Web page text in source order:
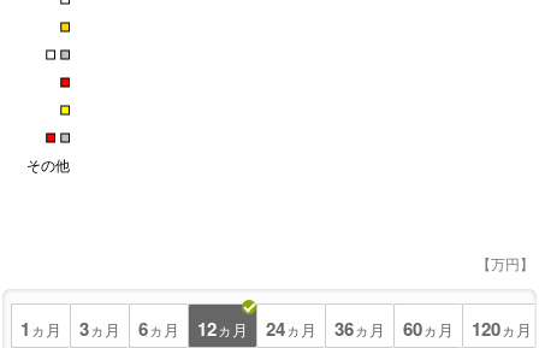
■
■ ■
■
■
■ ■
その他
【万円】
1 ヵ月 3ヵ月 6ヵ月 12ヵ月 24ヵ月 36ヵ月 60ヵ月 120ヵ月